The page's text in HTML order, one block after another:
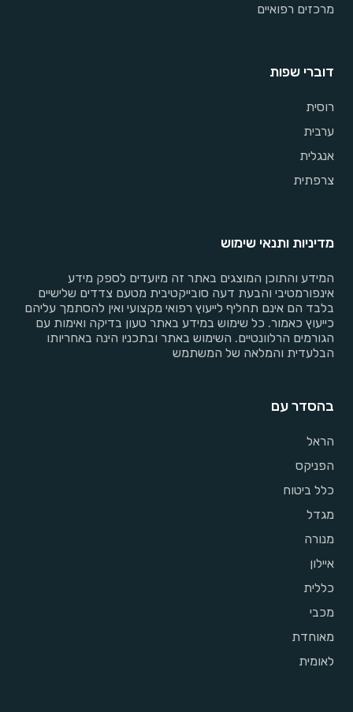
מרכזים רפואיים
דוברי שפות
רוסית
ערבית
אנגלית
צרפתית
מדיניות ותנאי שימוש
המידע והתוכן המוצגים באתר זה מיועדים לספק מידע
אינפורמטיבי והבעת דעה סובייקטיבית מטעם צדדים שלישיים
בלבד הם אינם תחליף לייעוץ רפואי מקצועי ואין להסתמך עליהם
כייעוץ כאמור. כל שימוש במידע באתר טעון בדיקה ואימות עם
הגורמים הרלוונטיים. השימוש באתר ובתכניו הינה באחריותו
הבלעדית והמלאה של המשתמש
בהסדר עם
הראל
הפניקס
כלל ביטוח
מגדל
מנורה
איילון
כללית
מכבי
מאוחדת
לאומית